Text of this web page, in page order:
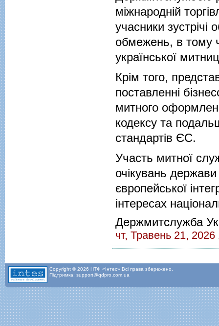
міжнародній
учасники
обмежень, в тому
української
Крім того,
поставленні
митного
кодексу та
стандартів ЄС.
Участь митної
очікувань
європейської
інтересах
Держмитслужба
чт, Травень 21, 2026
Copyright © 2026 НТФ «Інтес» Всі права збережено.
Підтримка: support@qdpro.com.ua